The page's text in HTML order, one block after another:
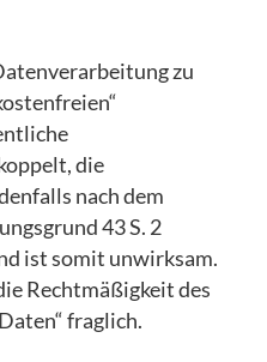
zu
die
nach dem
43 S. 2
ist somit unwirksam.
Rechtmäßigkeit des
fraglich.